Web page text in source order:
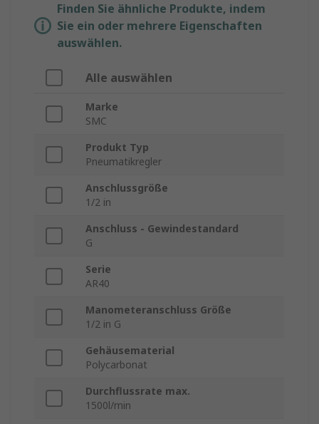
Finden Sie ähnliche Produkte, indem
Sie ein oder mehrere Eigenschaften
auswählen.
Alle auswählen
Marke
SMC
Produkt Typ
Pneumatikregler
Anschlussgröße
1/2 in
Anschluss - Gewindestandard
G
Serie
AR40
Manometeranschluss Größe
1/2 in G
Gehäusematerial
Polycarbonat
Durchflussrate max.
1500l/min